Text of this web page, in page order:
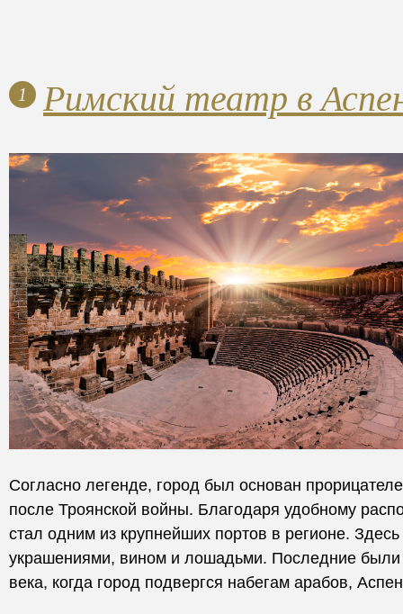
1 Римский театр в
Согласно легенде, город был основан
после Троянской войны. Благодаря удобному
стал одним из крупнейших портов в регионе.
украшениями, вином и лошадьми. Последние были
века, когда город подвергся набегам арабов,